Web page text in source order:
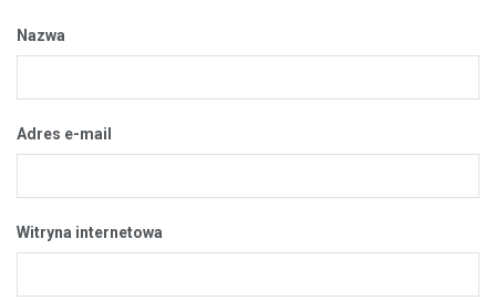
Nazwa
Adres e-mail
Witryna internetowa